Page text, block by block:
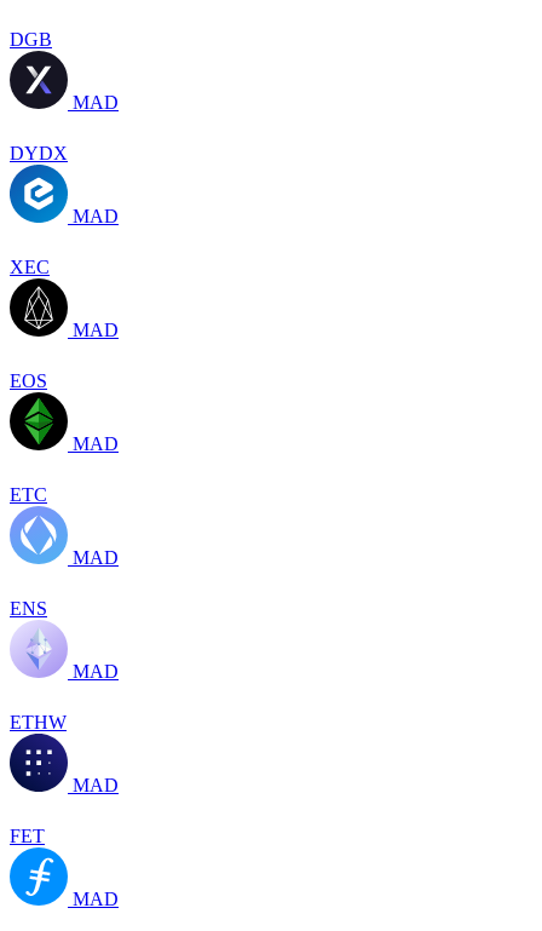
DGB
MAD
DYDX
MAD
XEC
MAD
EOS
MAD
ETC
MAD
ENS
MAD
ETHW
MAD
FET
MAD